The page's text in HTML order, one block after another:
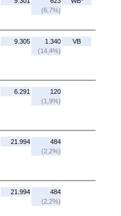
(6,7%)
9.305
1.340
(14,4%)
VB
6.291
120
(1,9%)
21.994
484
(2,2%)
21.994
484
(2,2%)